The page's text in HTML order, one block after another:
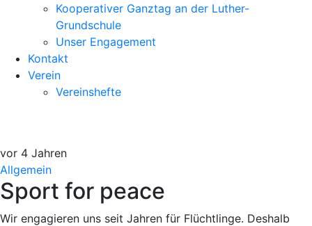
Kooperativer Ganztag an der Luther-
Grundschule
Unser Engagement
Kontakt
Verein
Vereinshefte
vor 4 Jahren
Allgemein
Sport for peace
Wir engagieren uns seit Jahren für Flüchtlinge. Deshalb